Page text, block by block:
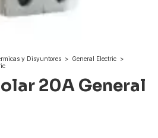
y Disyuntores > General Electric >
20A General